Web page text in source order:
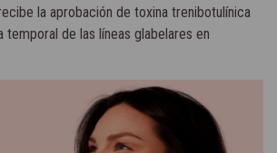
la aprobación de toxina trenibotulínica
temporal de las líneas glabelares en